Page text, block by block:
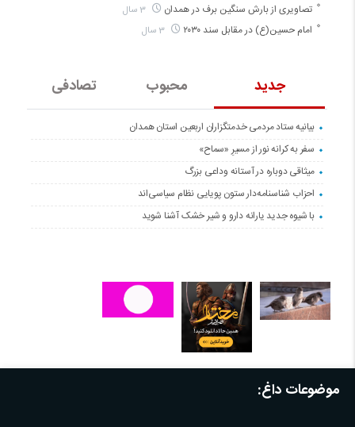
جدید محبوب تصادفی
بیانیه ستاد مردمی خدمتگزاران اربعین استان همدان
سفر به کرانه‌ نور از مسیرِ «سماح»
میثاقی دوباره در آستانه‌ وداعی بزرگ
احزاب شناسنامه‌دار ستون پویایی نظام سیاسی‌اند
با شیوه جدید یارانه دارو و شیر خشک آشنا شوید
تصاویری از بارش سنگین برف در همدان 3 سال
امام حسین(ع) در مقابل سند ۲۰۳۰ 3 سال
موضوعات داغ: